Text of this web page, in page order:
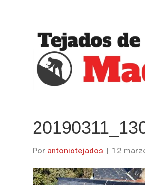
Por antoniotejados | 12